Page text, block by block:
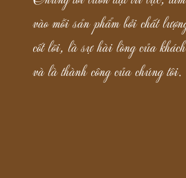
vào mỗi sản phẩm bởi chất
cốt lõi, là sự hài lòng của
và là thành công của chúng tôi.